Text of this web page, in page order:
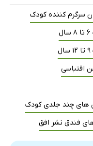
سرگرم کننده کودک
اقتباسی
های چند جلدی کودک
فندق نشر افق